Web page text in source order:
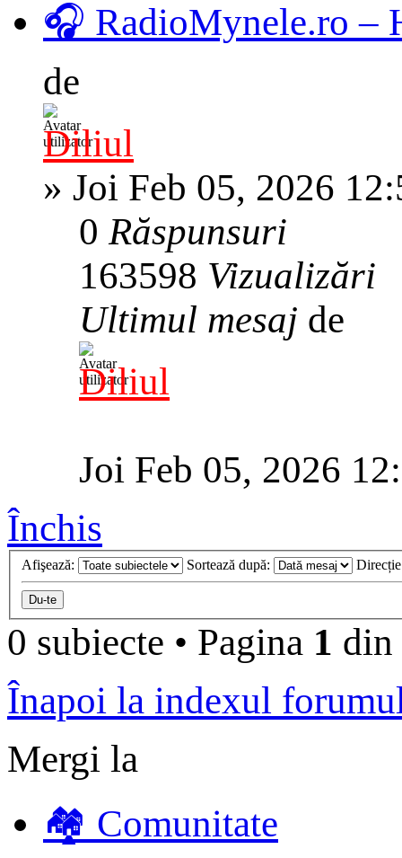
🎧 RadioMynele.ro –
de
Diliul
» Joi Feb 05, 2026
0Răspunsuri
163598 Vizualizări
Ultimul mesaj de
Diliul
Joi Feb 05, 2026
Închis
Afişează: Sortează după:
0 subiecte • Pagina 1 din
Înapoi la indexul
Mergi la
🏘️ Comunitate